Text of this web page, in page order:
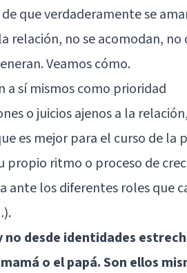
que verdaderamente se
no se acomodan, no
Veamos cómo.
a sí mismos como prioridad
o juicios ajenos a la
es mejor para el curso de la
propio ritmo o proceso de
ante los diferentes roles que
no desde identidades
o el papá. Son ellos